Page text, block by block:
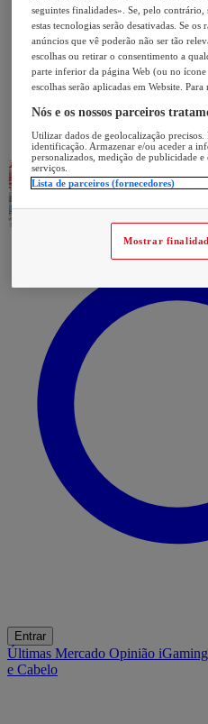
Entrar
Últimas Mercado Opinião
e Cabelo
seguintes finalidades». Se, pelo
estas tecnologias serão desativadas. Se
anúncios que vê poderão não ser tão
escolhas ou retirar o consentimento a
parte inferior da página Web (ou no
escolhas serão aplicadas em Website.
Nós e os nossos parceiros
Utilizar dados de geolocalização
identificação. Armazenar e/ou aceder a
personalizados, medição de publicidade
serviços.
Lista de parceiros (fornecedores)
Mostrar